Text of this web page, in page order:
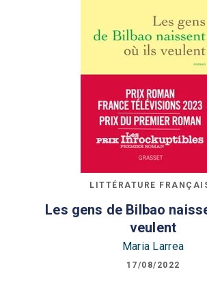
LITTÉRATURE
Les gens de Bilbao
veulent
Maria Larrea
17/08/2022